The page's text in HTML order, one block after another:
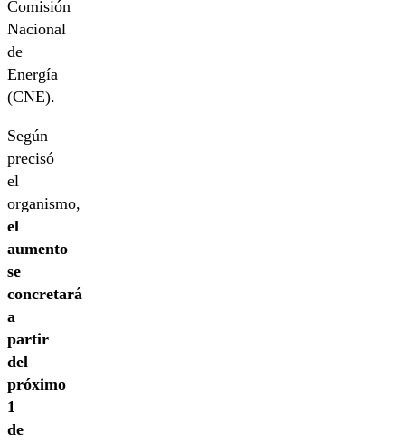
Comisión
Nacional
de
Energía
(CNE).
Según
precisó
el
organismo,
el
aumento
se
concretará
a
partir
del
próximo
1
de